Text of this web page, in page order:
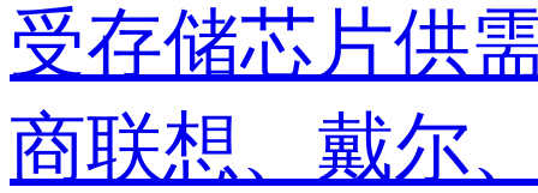
受存储芯片供
商联想、戴尔